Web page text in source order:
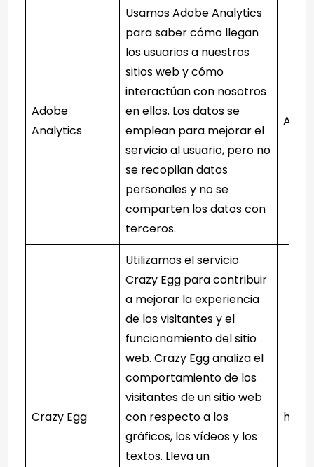
Adobe
Analytics
Usamos Adobe Analytics
para saber cómo llegan
los usuarios a nuestros
sitios web y cómo
interactúan con nosotros
en ellos. Los datos se
emplean para mejorar el
servicio al usuario, pero no
se recopilan datos
personales y no se
comparten los datos con
terceros.
Crazy Egg
Utilizamos el servicio
Crazy Egg para contribuir
a mejorar la experiencia
de los visitantes y el
funcionamiento del sitio
web. Crazy Egg analiza el
comportamiento de los
visitantes de un sitio web
con respecto a los
gráficos, los vídeos y los
textos. Lleva un